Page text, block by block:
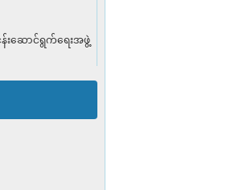
န်းဆောင်ရွက်ရေးအဖွဲ့